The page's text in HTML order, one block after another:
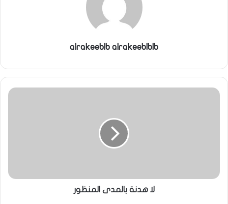
alrakeeblb alrakeeblblb
لا هدنة بالمدى المنظور